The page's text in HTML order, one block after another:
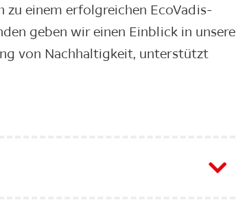
einem erfolgreichen EcoVadis-
geben wir einen Einblick in unsere
von Nachhaltigkeit, unterstützt